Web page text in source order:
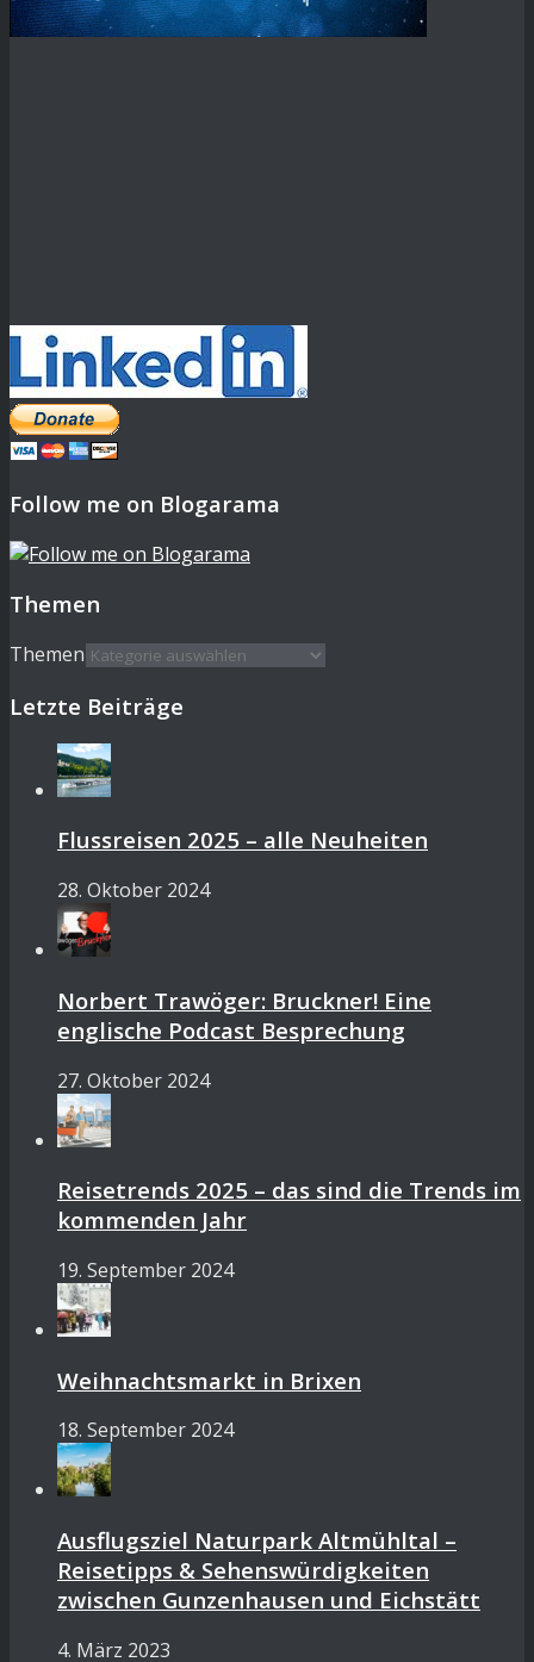
Follow me on Blogarama
Themen
Themen
Letzte Beiträge
Flussreisen 2025 – alle Neuheiten
28. Oktober 2024
Norbert Trawöger: Bruckner! Eine
englische Podcast Besprechung
27. Oktober 2024
Reisetrends 2025 – das sind die Trends im
kommenden Jahr
19. September 2024
Weihnachtsmarkt in Brixen
18. September 2024
Ausflugsziel Naturpark Altmühltal –
Reisetipps & Sehenswürdigkeiten
zwischen Gunzenhausen und Eichstätt
4. März 2023